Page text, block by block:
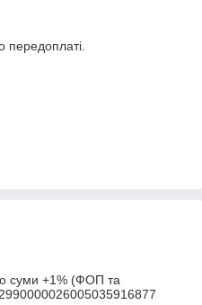
передоплаті.
суми +1% (ФОП та